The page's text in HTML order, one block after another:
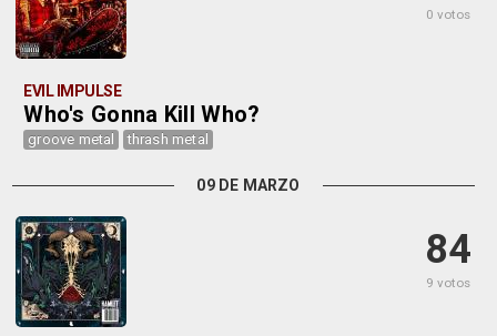
0 votos
EVIL IMPULSE
Who's Gonna Kill Who?
groove metal thrash metal
09 DE MARZO
84
9 votos